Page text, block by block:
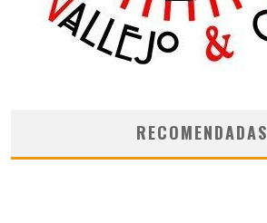
RECOMENDADAS